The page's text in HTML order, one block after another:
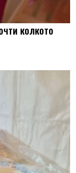
колкото